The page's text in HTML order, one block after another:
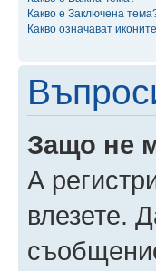
Какво е Заключена
Какво означават
Защо не
А
влезете.